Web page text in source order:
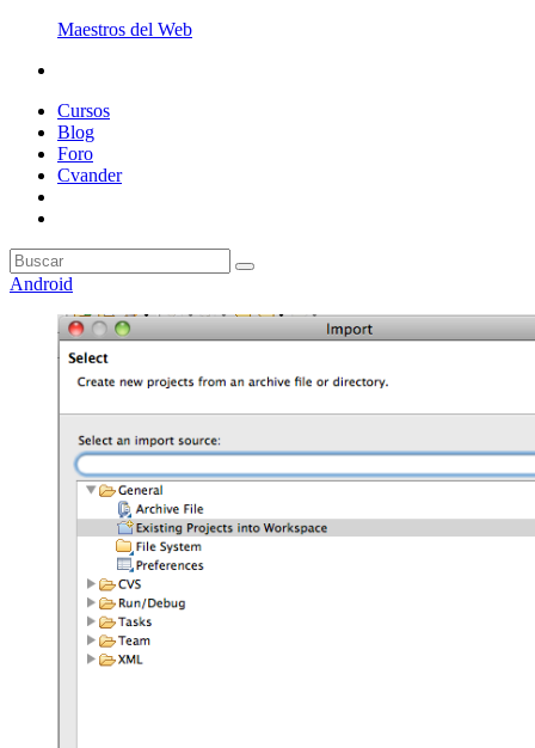
Maestros del Web
Cursos
Blog
Foro
Cvander
Android